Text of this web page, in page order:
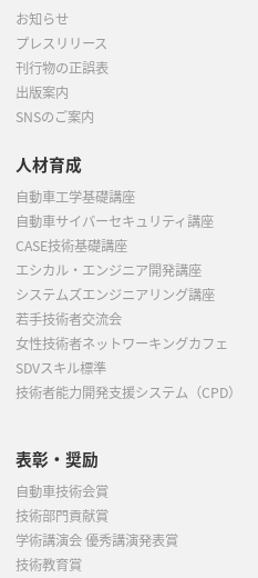
お知らせ
プレスリリース
刊行物の正誤表
出版案内
SNSのご案内
人材育成
自動車工学基礎講座
自動車サイバーセキュリティ講座
CASE技術基礎講座
エシカル・エンジニア開発講座
システムズエンジニアリング講座
若手技術者交流会
女性技術者ネットワーキングカフェ
SDVスキル標準
技術者能力開発支援システム（CPD）
表彰・奨励
自動車技術会賞
技術部門貢献賞
学術講演会 優秀講演発表賞
技術教育賞